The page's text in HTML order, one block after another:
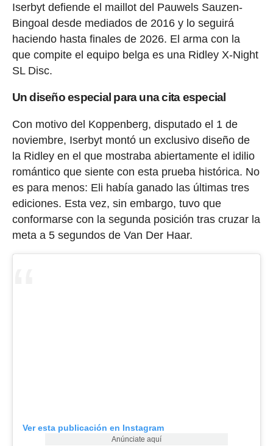
Iserbyt defiende el maillot del Pauwels Sauzen-
Bingoal desde mediados de 2016 y lo seguirá
haciendo hasta finales de 2026. El arma con la
que compite el equipo belga es una Ridley X-Night
SL Disc.
Un diseño especial para una cita especial
Con motivo del Koppenberg, disputado el 1 de
noviembre, Iserbyt montó un exclusivo diseño de
la Ridley en el que mostraba abiertamente el idilio
romántico que siente con esta prueba histórica. No
es para menos: Eli había ganado las últimas tres
ediciones. Esta vez, sin embargo, tuvo que
conformarse con la segunda posición tras cruzar la
meta a 5 segundos de Van Der Haar.
Ver esta publicación en Instagram
Anúnciate aquí